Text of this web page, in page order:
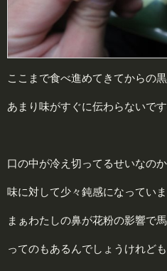
ここまで食べ進めてきてからの
あまり味がすぐに伝わらないで
口の中が冷え切ってるせいなのか
味に対して少々鈍感になっていま
まぁわたしの鼻が花粉の影響で
ってのもあるんでしょうけれど